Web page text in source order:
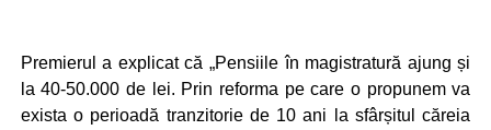
Premierul a explicat că „Pensiile în magistratură ajung și
la 40-50.000 de lei. Prin reforma pe care o propunem va
exista o perioadă tranzitorie de 10 ani la sfârșitul căreia